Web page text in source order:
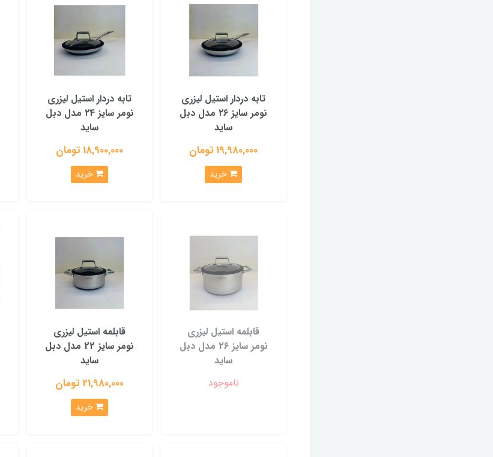
تابه دردار استیل لیزری
نومر سایز ۲6 مدل دبل
ساید
19,980,000 تومان
خرید
تابه دردار استیل لیزری
نومر سایز ۲4 مدل دبل
ساید
18,900,000 تومان
قابلمه استیل لیزری
نومر سایز 26 مدل دبل
ساید
ناموجود
قابلمه استیل لیزری
نومر سایز 22 مدل دبل
ساید
21,980,000 تومان